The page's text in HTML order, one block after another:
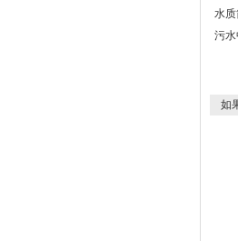
水
污水
如